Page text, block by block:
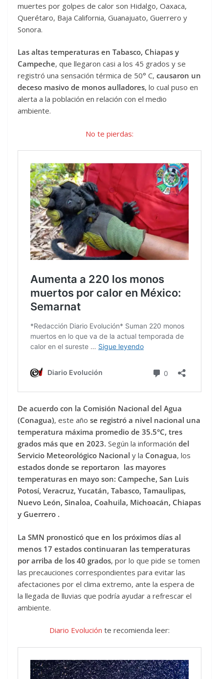
muertes por golpes de calor son Hidalgo, Oaxaca,
Querétaro, Baja California, Guanajuato, Guerrero y
Sonora.
Las altas temperaturas en Tabasco, Chiapas y
Campeche, que llegaron casi a los 45 grados y se
registró una sensación térmica de 50° C, causaron un
deceso masivo de monos aulladores, lo cual puso en
alerta a la población en relación con el medio
ambiente.
No te pierdas:
De acuerdo con la Comisión Nacional del Agua
(Conagua), este año se registró a nivel nacional una
temperatura máxima promedio de 35.5°C, tres
grados más que en 2023. Según la información del
Servicio Meteorológico Nacional y la Conagua, los
estados donde se reportaron las mayores
temperaturas en mayo son: Campeche, San Luis
Potosí, Veracruz, Yucatán, Tabasco, Tamaulipas,
Nuevo León, Sinaloa, Coahuila, Michoacán, Chiapas
y Guerrero .
La SMN pronosticó que en los próximos días al
menos 17 estados continuaran las temperaturas
por arriba de los 40 grados, por lo que pide se tomen
las precauciones correspondientes para evitar las
afectaciones por el clima extremo, ante la espera de
la llegada de lluvias que podría ayudar a refrescar el
ambiente.
Diario Evolución te recomienda leer: